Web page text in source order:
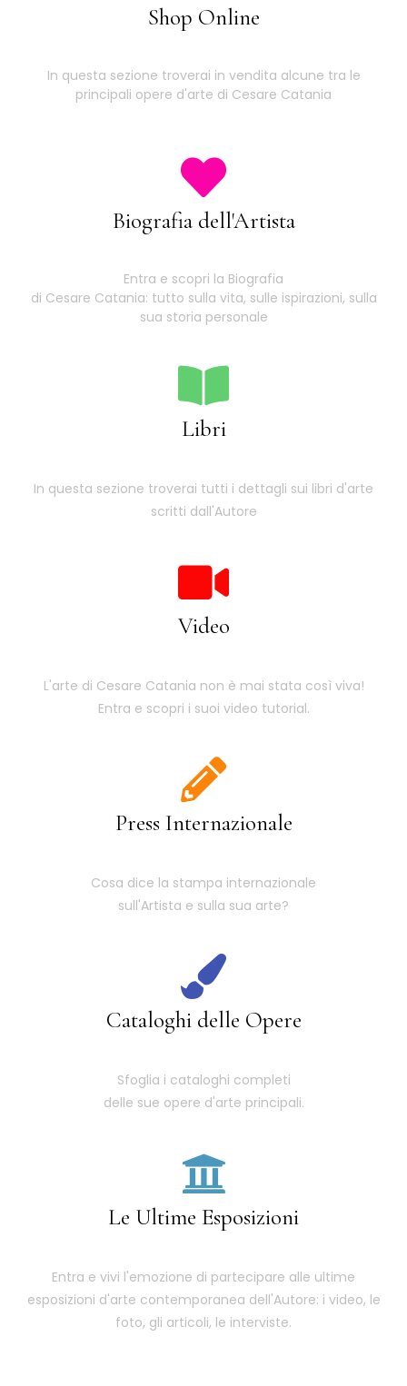
Shop Online
In questa sezione troverai in vendita alcune tra le
principali opere d'arte di Cesare Catania
Biografia dell'Artista
Entra e scopri la Biografia
di Cesare Catania: tutto sulla vita, sulle ispirazioni, sulla
sua storia personale
Libri
In questa sezione troverai tutti i dettagli sui libri d'arte
scritti dall'Autore
Video
L'arte di Cesare Catania non è mai stata così viva!
Entra e scopri i suoi video tutorial.
Press Internazionale
Cosa dice la stampa internazionale
sull'Artista e sulla sua arte?
Cataloghi delle Opere
Sfoglia i cataloghi completi
delle sue opere d'arte principali.
Le Ultime Esposizioni
Entra e vivi l'emozione di partecipare alle ultime
esposizioni d'arte contemporanea dell'Autore: i video, le
foto, gli articoli, le interviste.